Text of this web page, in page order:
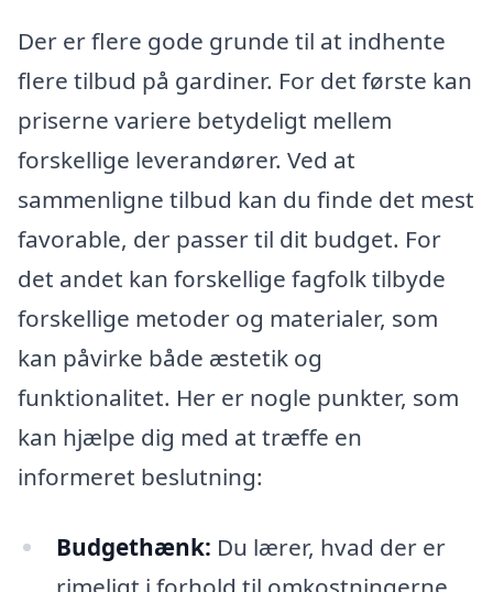
Der er flere gode grunde til at indhente
flere tilbud på gardiner. For det første kan
priserne variere betydeligt mellem
forskellige leverandører. Ved at
sammenligne tilbud kan du finde det mest
favorable, der passer til dit budget. For
det andet kan forskellige fagfolk tilbyde
forskellige metoder og materialer, som
kan påvirke både æstetik og
funktionalitet. Her er nogle punkter, som
kan hjælpe dig med at træffe en
informeret beslutning:
Budgethænk: Du lærer, hvad der er